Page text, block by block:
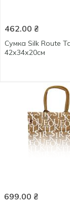
462.00 ₴
Сумка Silk Route
42х34х20см
699.00 ₴